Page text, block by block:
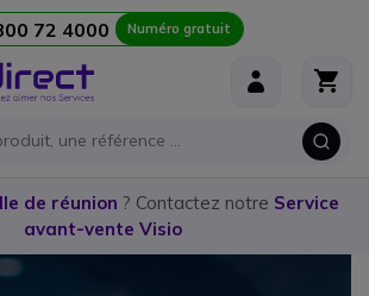
72 4000 Numéro gratuit
de réunion ? Contactez notre Service
avant-vente Visio